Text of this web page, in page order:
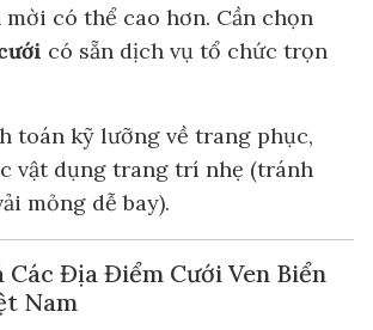
có thể cao hơn. Cần chọn
có sẵn dịch vụ tổ chức trọn
toán kỹ lưỡng về trang phục,
vật dụng trang trí nhẹ (tránh
mỏng dễ bay).
Các Địa Điểm Cưới Ven Biển
Nam